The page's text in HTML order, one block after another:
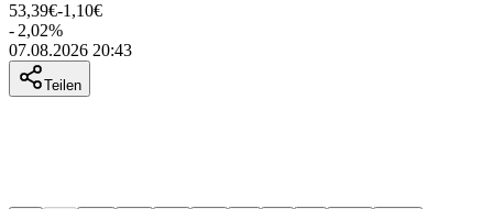
53,39€-1,10€
- 2,02%
07.08.2026 20:43
Teilen